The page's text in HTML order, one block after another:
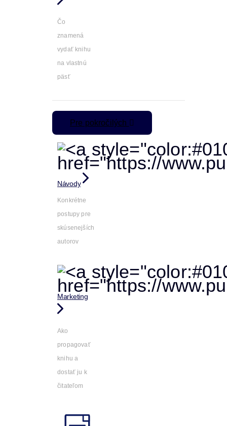
Čo
znamená
vydať knihu
na vlastnú
päsť
Pre pokročilých
Návody
Konkrétne
postupy pre
skúsenejších
autorov
Marketing
Ako
propagovať
knihu a
dostať ju k
čitateľom